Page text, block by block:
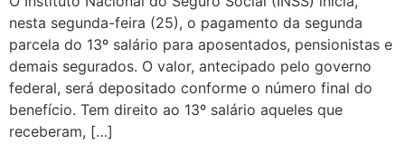
nesta segunda-feira (25), o pagamento da segunda
parcela do 13º salário para aposentados, pensionistas e
demais segurados. O valor, antecipado pelo governo
federal, será depositado conforme o número final do
benefício. Tem direito ao 13º salário aqueles que
receberam, […]